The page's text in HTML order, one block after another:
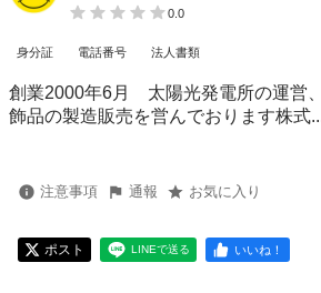
0.0
身分証 電話番号 法人書類
創業2000年6月 太陽光発電所の運営
飾品の製造販売を営んでおります株式
注意事項 通報 お気に入り
ポスト LINEで送る いいね！